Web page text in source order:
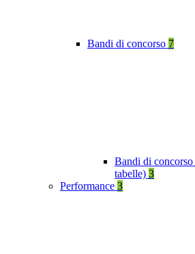
Bandi di concorso 7
Bandi di
tabelle) 3
Performance 3